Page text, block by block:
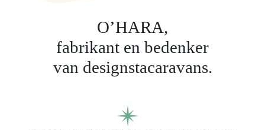
O’HARA,
fabrikant en bedenker
van designstacaravans.